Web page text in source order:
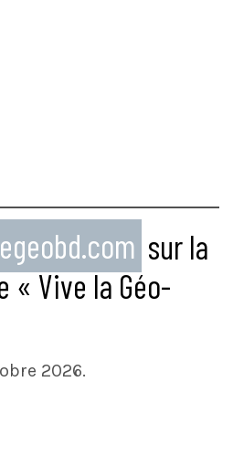
sur la
« Vive la Géo-
2026.